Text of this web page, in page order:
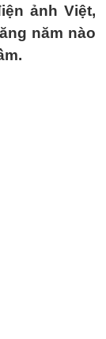
ảnh Việt,
năm nào